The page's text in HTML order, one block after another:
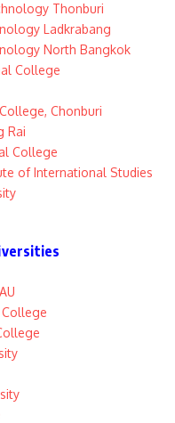
Thonburi
Ladkrabang
North Bangkok
College
Chonburi
Rai
College
of International Studies